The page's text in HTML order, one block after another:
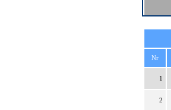
Nr
1
2